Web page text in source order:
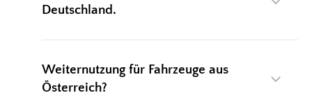
Deutschland.
Weiternutzung für Fahrzeuge aus
Österreich?
SCHLIESSFACH